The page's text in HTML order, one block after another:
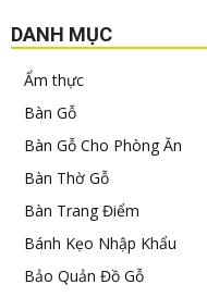
DANH MỤC
Ẩm thực
Bàn Gỗ
Bàn Gỗ Cho Phòng Ăn
Bàn Thờ Gỗ
Bàn Trang Điểm
Bánh Kẹo Nhập Khẩu
Bảo Quản Đồ Gỗ